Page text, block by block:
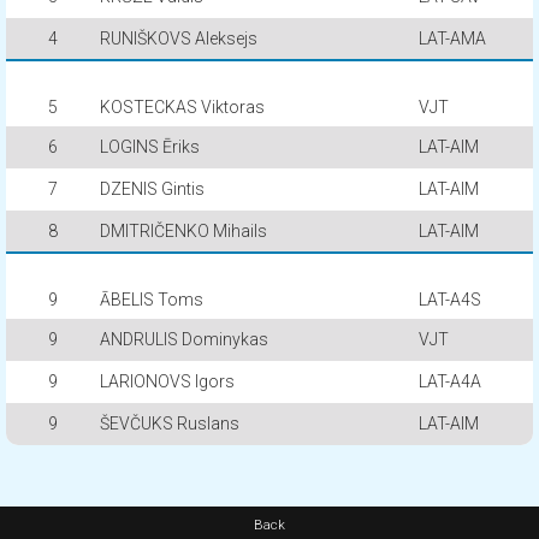
4 RUNIŠKOVS Aleksejs LAT-AMA
5 KOSTECKAS Viktoras VJT
6 LOGINS Ēriks LAT-AIM
7 DZENIS Gintis LAT-AIM
8 DMITRIČENKO Mihails LAT-AIM
9 ĀBELIS Toms LAT-A4S
9 ANDRULIS Dominykas VJT
9 LARIONOVS Igors LAT-A4A
9 ŠEVČUKS Ruslans LAT-AIM
Back